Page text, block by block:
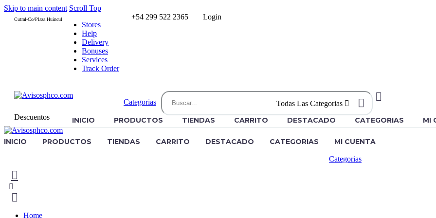
Skip to main content Scroll Top
Cutral-Co/Plaza Huincul
Stores
Help
Delivery
Bonuses
Services
Track Order
+54 299 522 2365 Login
Categorias
Todas Las Categorias
Descuentos
INICIO PRODUCTOS TIENDAS CARRITO DESTACADO CATEGORIAS MI
INICIO PRODUCTOS TIENDAS CARRITO DESTACADO CATEGORIAS MI CUENTA
Categorias
Home